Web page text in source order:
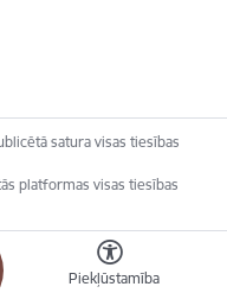
Piekļūstamība
satura visas tiesības
platformas visas tiesības